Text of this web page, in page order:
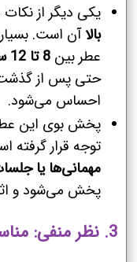
یکی دیگر از
بالاآن است.
عطر بین 8 تا 12 ساعت
حتی پس از گذشت
احساس می‌شود.
پخش بوی این
توجه قرار گرفته
مهمانی‌ها یا
پخش می‌شود و
3. نظر منفی: